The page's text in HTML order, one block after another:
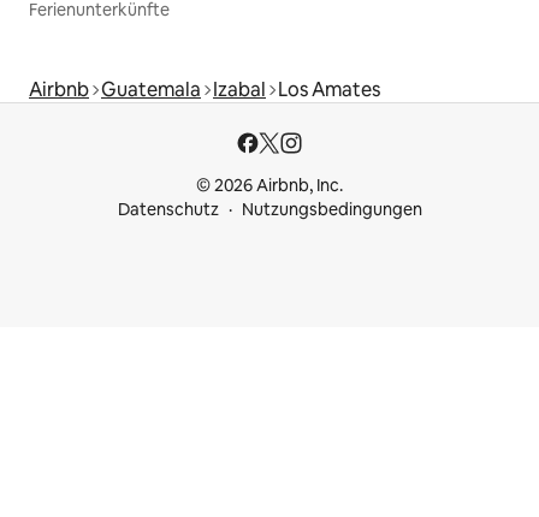
Ferienunterkünfte
Airbnb Guatemala Izabal Los Amates
© 2026 Airbnb, Inc.
Datenschutz
Nutzungsbedingungen